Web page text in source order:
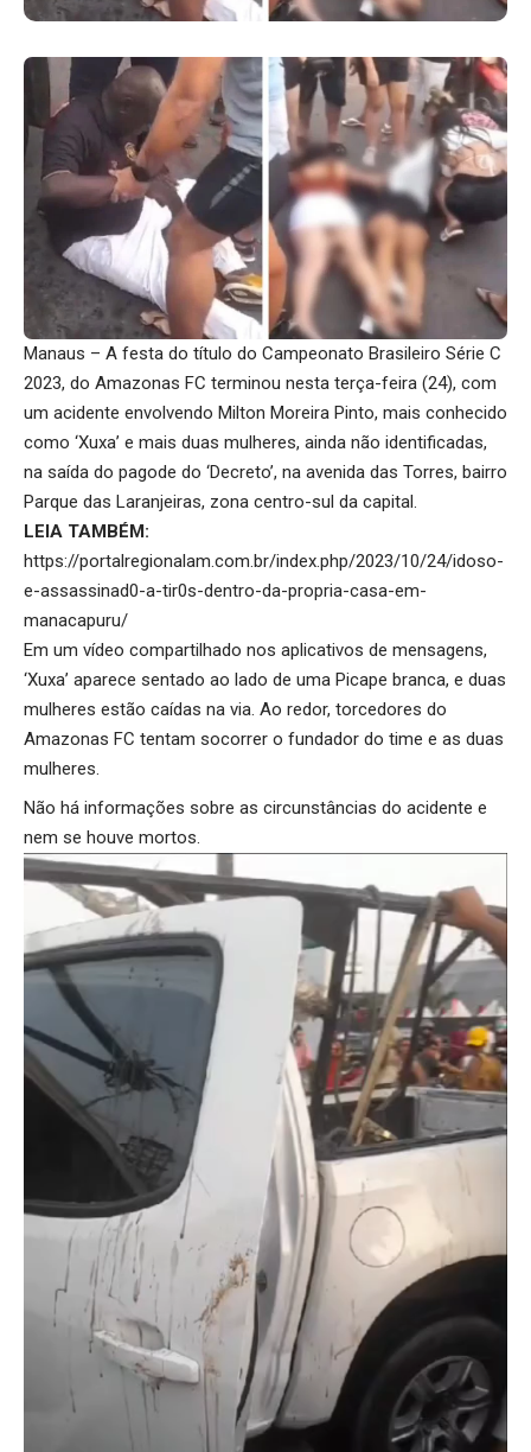
Manaus – A festa do título do Campeonato Brasileiro Série C
2023, do Amazonas FC terminou nesta terça-feira (24), com
um acidente envolvendo Milton Moreira Pinto, mais conhecido
como ‘Xuxa’ e mais duas mulheres, ainda não identificadas,
na saída do pagode do ‘Decreto’, na avenida das Torres, bairro
Parque das Laranjeiras, zona centro-sul da capital.
LEIA TAMBÉM:
https://portalregionalam.com.br/index.php/2023/10/24/idoso-
e-assassinad0-a-tir0s-dentro-da-propria-casa-em-
manacapuru/
Em um vídeo compartilhado nos aplicativos de mensagens,
‘Xuxa’ aparece sentado ao lado de uma Picape branca, e duas
mulheres estão caídas na via. Ao redor, torcedores do
Amazonas FC tentam socorrer o fundador do time e as duas
mulheres.
Não há informações sobre as circunstâncias do acidente e
nem se houve mortos.